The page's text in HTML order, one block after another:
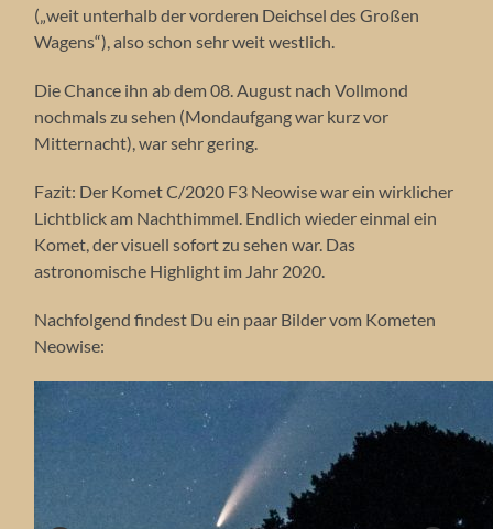
(„weit unterhalb der vorderen Deichsel des Großen
Wagens“), also schon sehr weit westlich.
Die Chance ihn ab dem 08. August nach Vollmond
nochmals zu sehen (Mondaufgang war kurz vor
Mitternacht), war sehr gering.
Fazit: Der Komet C/2020 F3 Neowise war ein wirklicher
Lichtblick am Nachthimmel. Endlich wieder einmal ein
Komet, der visuell sofort zu sehen war. Das
astronomische Highlight im Jahr 2020.
Nachfolgend findest Du ein paar Bilder vom Kometen
Neowise: